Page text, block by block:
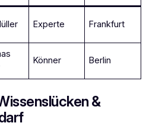
Experte Frankfurt
Könner Berlin
&